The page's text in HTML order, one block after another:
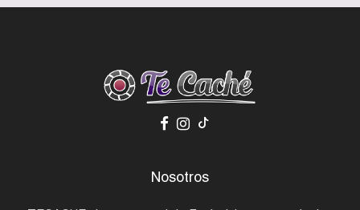
Nosotros